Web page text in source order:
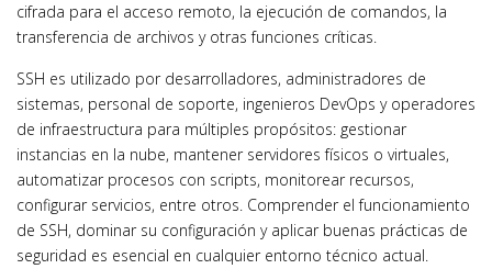
cifrada para el acceso remoto, la ejecución de comandos, la
transferencia de archivos y otras funciones críticas.
SSH es utilizado por desarrolladores, administradores de
sistemas, personal de soporte, ingenieros DevOps y operadores
de infraestructura para múltiples propósitos: gestionar
instancias en la nube, mantener servidores físicos o virtuales,
automatizar procesos con scripts, monitorear recursos,
configurar servicios, entre otros. Comprender el funcionamiento
de SSH, dominar su configuración y aplicar buenas prácticas de
seguridad es esencial en cualquier entorno técnico actual.